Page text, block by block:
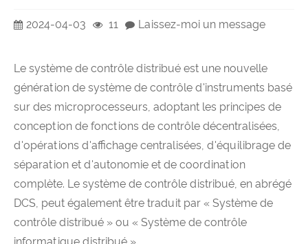
2024-04-03 11 Laissez-moi un message
Le système de contrôle distribué est une nouvelle
génération de système de contrôle d'instruments basé
sur des microprocesseurs, adoptant les principes de
conception de fonctions de contrôle décentralisées,
d'opérations d'affichage centralisées, d'équilibrage de
séparation et d'autonomie et de coordination
complète. Le système de contrôle distribué, en abrégé
DCS, peut également être traduit par « Système de
contrôle distribué » ou « Système de contrôle